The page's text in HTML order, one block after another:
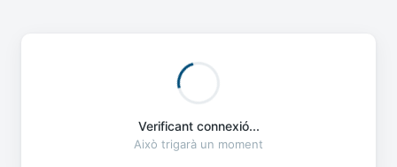
Verificant connexió...
Això trigarà un moment